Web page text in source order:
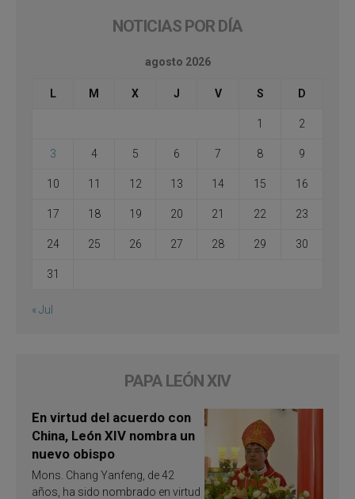
NOTICIAS POR DÍA
agosto 2026
L M X J V S D
1 2
3 4 5 6 7 8 9
10 11 12 13 14 15 16
17 18 19 20 21 22 23
24 25 26 27 28 29 30
31
« Jul
PAPA LEÓN XIV
En virtud del acuerdo con
China, León XIV nombra un
nuevo obispo
Mons. Chang Yanfeng, de 42
años, ha sido nombrado en virtud